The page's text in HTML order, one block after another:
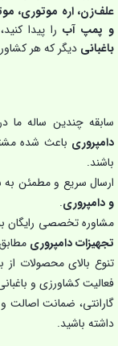
علف‌زن، اره موتوری،
و پمپ آب را پیدا
باغبانی دیگر که هر
سابقه چندین ساله ما در
دامپروری باعث شده
باشند.
ارسال سریع و مطمئن به
و دامپروری.
مشاوره تخصصی رایگان
تجهیزات دامپروری
تنوع بالای محصولات
فعالیت کشاورزی و
گارانتی، ضمانت
داشته باشید.